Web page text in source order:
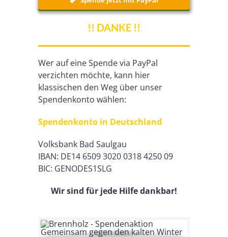
!! DANKE !!
Wer auf eine Spende via PayPal
verzichten möchte, kann hier
klassischen den Weg über unser
Spendenkonto wählen:
Spendenkonto in Deutschland
Volksbank Bad Saulgau
IBAN: DE14 6509 3020 0318 4250 09
BIC: GENODES1SLG
Wir sind für jede Hilfe dankbar!